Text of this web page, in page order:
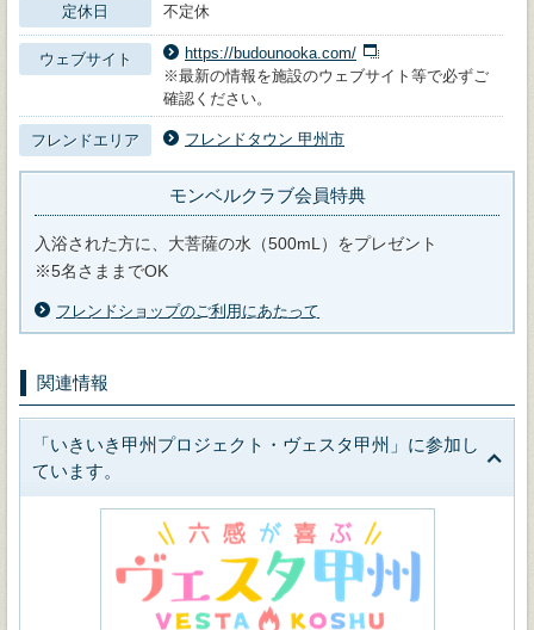
定休日 不定休
ウェブサイト
https://budounooka.com/
※最新の情報を施設のウェブサイト等で必ずご
確認ください。
フレンドエリア フレンドタウン 甲州市
モンベルクラブ会員特典
入浴された方に、大菩薩の水（500mL）をプレゼント
※5名さままでOK
フレンドショップのご利用にあたって
関連情報
「いきいき甲州プロジェクト・ヴェスタ甲州」に参加し
ています。